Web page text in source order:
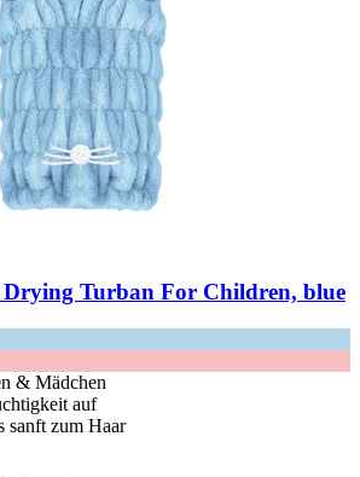
Turban For Children, blue
& Mädchen
auf
sanft zum Haar